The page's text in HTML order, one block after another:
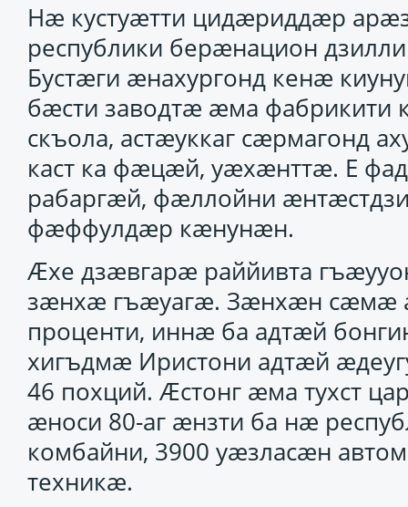
Нӕ кустуӕтти цидӕриддӕр
республики берӕнацион
Буcтӕги ӕнахургонд кенӕ
бӕсти заводтӕ ӕма фабрикити
скъола, астӕуккаг сӕрмагонд
каст ка фӕцӕй, уӕхӕнттӕ. Е
рабаргӕй, фӕллойни
фӕффулдӕр кӕнунӕн.
Ӕхе дзӕвгарӕ раййивта
зӕнхӕ гъӕуагӕ. Зӕнхӕн сӕмӕ
проценти, иннӕ ба адтӕй
хигъдмӕ Иристони адтӕй
46 похций. Ӕстонг ӕма тухст
ӕноси 80-аг ӕнзти ба нӕ
комбайни, 3900 уӕзласӕн
техникӕ.